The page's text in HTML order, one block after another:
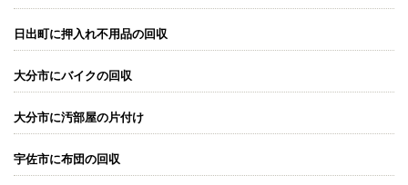
日出町に押入れ不用品の回収
大分市にバイクの回収
大分市に汚部屋の片付け
宇佐市に布団の回収